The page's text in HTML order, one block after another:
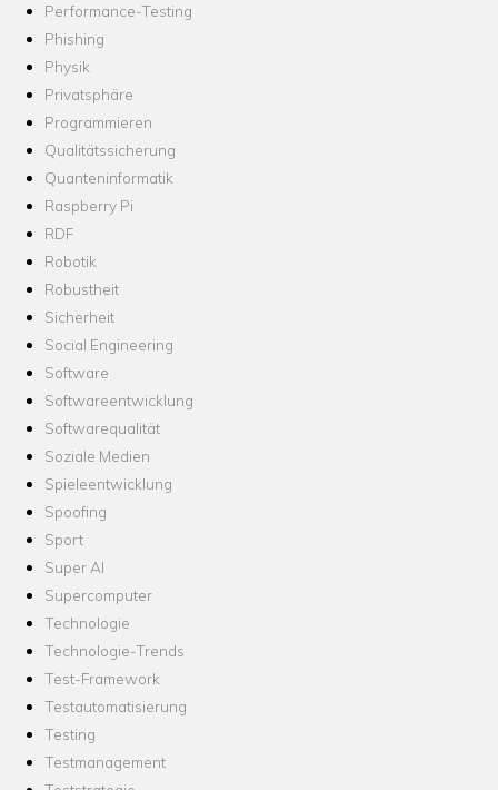
Performance-Testing
Phishing
Physik
Privatsphäre
Programmieren
Qualitätssicherung
Quanteninformatik
Raspberry Pi
RDF
Robotik
Robustheit
Sicherheit
Social Engineering
Software
Softwareentwicklung
Softwarequalität
Soziale Medien
Spieleentwicklung
Spoofing
Sport
Super AI
Supercomputer
Technologie
Technologie-Trends
Test-Framework
Testautomatisierung
Testing
Testmanagement